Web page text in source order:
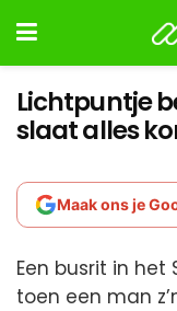
Lichtpuntje
slaat alles
Maak ons je
Een busrit in
toen een man